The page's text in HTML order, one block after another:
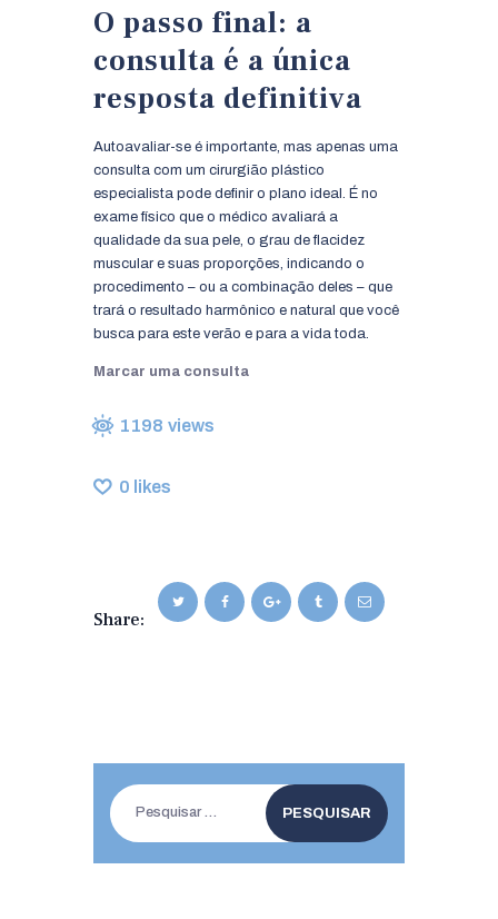
O passo final: a
consulta é a única
resposta definitiva
Autoavaliar-se é importante, mas apenas uma
consulta com um cirurgião plástico
especialista pode definir o plano ideal. É no
exame físico que o médico avaliará a
qualidade da sua pele, o grau de flacidez
muscular e suas proporções, indicando o
procedimento – ou a combinação deles – que
trará o resultado harmônico e natural que você
busca para este verão e para a vida toda.
Marcar uma consulta
1198 views
0 likes
Share:
Pesquisar
por: